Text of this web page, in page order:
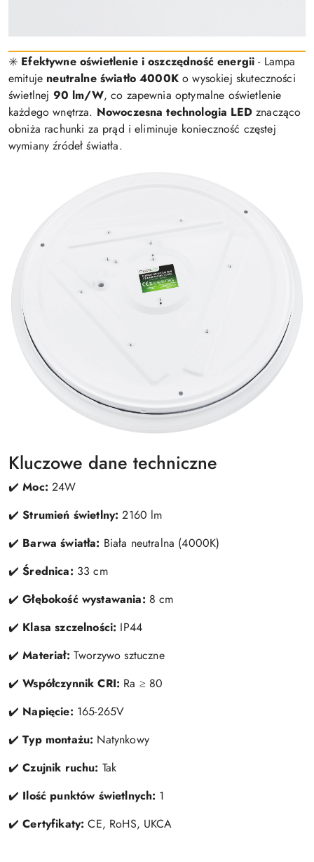
✳️ Efektywne oświetlenie i oszczędność energii - Lampa
emituje neutralne światło 4000Ko wysokiej skuteczności
świetlnej 90 lm/W, co zapewnia optymalne oświetlenie
każdego wnętrza. Nowoczesna technologia LEDznacząco
obniża rachunki za prąd i eliminuje konieczność częstej
wymiany źródeł światła.
Kluczowe dane techniczne
✔️Moc: 24W
✔️Strumień świetlny: 2160 lm
✔️ Barwa światła: Biała neutralna (4000K)
✔️Średnica: 33 cm
✔️Głębokość wystawania: 8 cm
✔️ Klasa szczelności: IP44
✔️Materiał: Tworzywo sztuczne
✔️Współczynnik CRI: Ra ≥ 80
✔️ Napięcie: 165-265V
✔️Typ montażu: Natynkowy
✔️Czujnik ruchu: Tak
✔️ Ilość punktów świetlnych: 1
✔️Certyfikaty: CE, RoHS, UKCA